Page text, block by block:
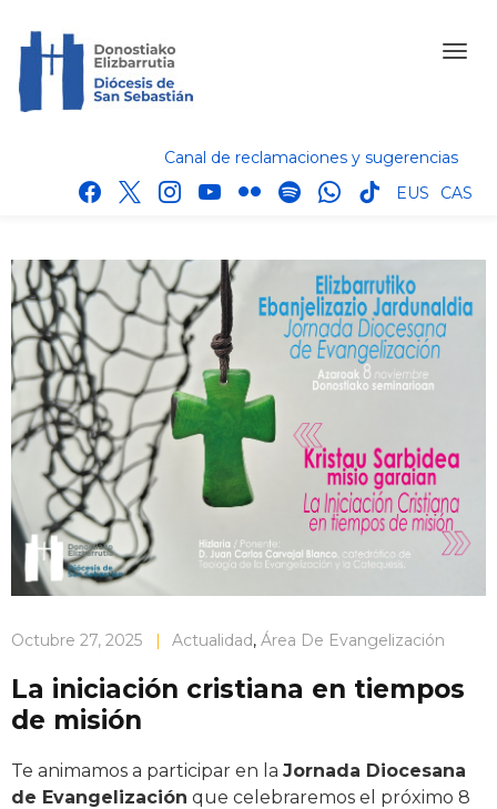
Canal de reclamaciones y sugerencias
facebook
x instagram
youtube
flickr spotifywhatsapp
tik
EUS CAS
Octubre 27, 2025 | Actualidad, Área De Evangelización
La iniciación cristiana en tiempos
de misión
Te animamos a participar en la Jornada Diocesana
de Evangelización que celebraremos el próximo 8